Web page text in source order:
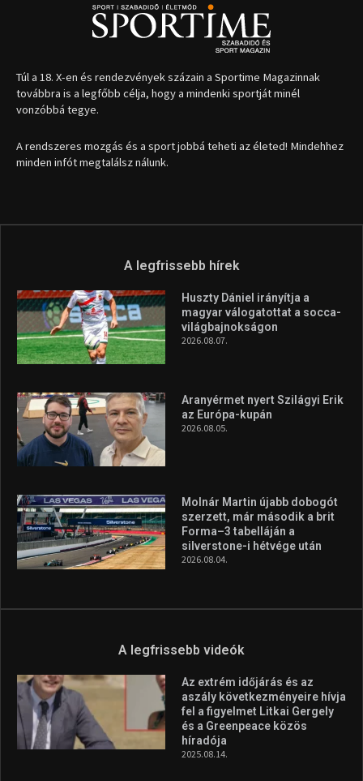
Túl a 18. X-en és rendezvények százain a Sportime Magazinnak
továbbra is a legfőbb célja, hogy a mindenki sportját minél
vonzóbbá tegye.
A rendszeres mozgás és a sport jobbá teheti az életed! Mindehhez
minden infót megtalálsz nálunk.
A legfrissebb hírek
Huszty Dániel irányítja a
magyar válogatottat a socca-
világbajnokságon
2026.08.07.
Aranyérmet nyert Szilágyi Erik
az Európa-kupán
2026.08.05.
Molnár Martin újabb dobogót
szerzett, már második a brit
Forma–3 tabelláján a
silverstone-i hétvége után
2026.08.04.
A legfrissebb videók
Az extrém időjárás és az
aszály következményeire hívja
fel a figyelmet Litkai Gergely
és a Greenpeace közös
híradója
2025.08.14.